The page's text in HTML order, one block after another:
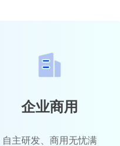
企业商用
自主研发、商用无忧满